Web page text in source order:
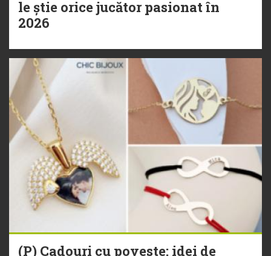
le știe orice jucător pasionat în
2026
(P) Cadouri cu poveste: idei de